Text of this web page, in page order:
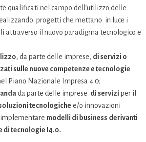
qualificati nel campo dell’utilizzo delle
progetti che mettano in luce i
attraverso il nuovo paradigma tecnologico e
, da parte delle imprese, di servizi o
sulle nuove competenze e tecnologie
Piano Nazionale Impresa 4.0;
da parte delle imprese di servizi per il
tecnologiche e/o innovazioni
modelli di business derivanti
di tecnologie I4.0.